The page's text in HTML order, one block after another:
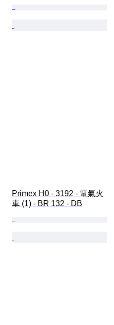
Primex H0 - 3192 - 電氣火
車 (1) - BR 132 - DB